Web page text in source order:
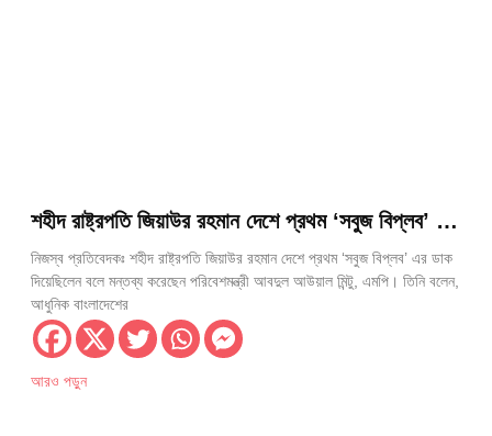
শহীদ রাষ্ট্রপতি জিয়াউর রহমান দেশে প্রথম ‘সবুজ বিপ্লব’ এর
ডাক দিয়েছিলেন— পরিবেশমন্ত্রী আবদুল আউয়াল মিন্টু
নিজস্ব প্রতিবেদকঃ শহীদ রাষ্ট্রপতি জিয়াউর রহমান দেশে প্রথম ‘সবুজ বিপ্লব’ এর ডাক
দিয়েছিলেন বলে মন্তব্য করেছেন পরিবেশমন্ত্রী আবদুল আউয়াল মিন্টু, এমপি। তিনি বলেন,
আধুনিক বাংলাদেশের
আরও পড়ুন